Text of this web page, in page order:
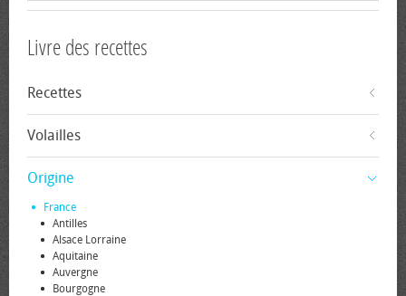
Livre des recettes
Recettes
Volailles
Origine
France
Antilles
Alsace Lorraine
Aquitaine
Auvergne
Bourgogne